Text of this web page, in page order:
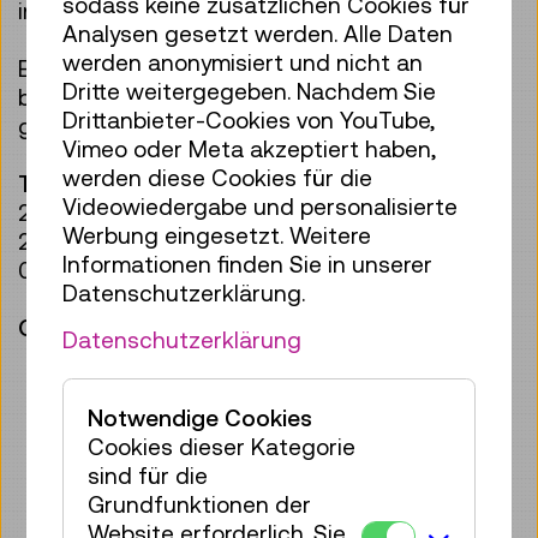
innerhalb des Museums.
Ein Team von erfahrenen Kulturvermittler:innen
begleitet die Kinder und sorgt für eine
gelungene Woche.
Termine
20. Juli–24. Juli 2026
27. Juli–31. Juli 2026
03. August–07. August 2026
Organisatorische Details:
Mo–Fr, tägliches Programm von 09:00–
16:00 Uhr, einzelne Tage sind nicht
buchbar
Zeitfenster zum Bringen der Kinder:
08:00–09:00 Uhr
Zeitfenster zum Abholen der Kinder:
16:00–17:00 Uhr
Analysen gesetzt werden. Alle Daten
werden anonymisiert und nicht an
Dritte weitergegeben. Nachdem Sie
Drittanbieter-Cookies von YouTube,
Vimeo oder Meta akzeptiert haben,
werden diese Cookies für die
Videowiedergabe und personalisierte
Werbung eingesetzt. Weitere
Informationen finden Sie in unserer
Datenschutzerklärung.
Datenschutzerklärung
Notwendige Cookies
Cookies dieser Kategorie
sind für die
Grundfunktionen der